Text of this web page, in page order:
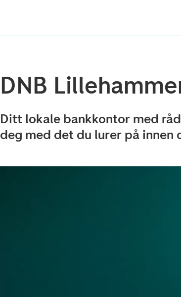
DNB
Ditt lokale bankkontor med
deg med det du lurer på